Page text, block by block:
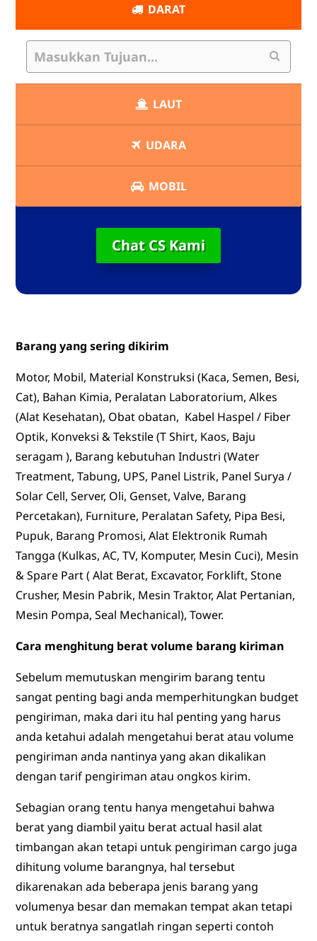
DARAT
LAUT
UDARA
MOBIL
Chat CS Kami
Barang yang sering dikirim
Motor, Mobil, Material Konstruksi (Kaca, Semen, Besi,
Cat), Bahan Kimia, Peralatan Laboratorium, Alkes
(Alat Kesehatan), Obat obatan, Kabel Haspel / Fiber
Optik, Konveksi & Tekstile (T Shirt, Kaos, Baju
seragam ), Barang kebutuhan Industri (Water
Treatment, Tabung, UPS, Panel Listrik, Panel Surya /
Solar Cell, Server, Oli, Genset, Valve, Barang
Percetakan), Furniture, Peralatan Safety, Pipa Besi,
Pupuk, Barang Promosi, Alat Elektronik Rumah
Tangga (Kulkas, AC, TV, Komputer, Mesin Cuci), Mesin
& Spare Part ( Alat Berat, Excavator, Forklift, Stone
Crusher, Mesin Pabrik, Mesin Traktor, Alat Pertanian,
Mesin Pompa, Seal Mechanical), Tower.
Cara menghitung berat volume barang kiriman
Sebelum memutuskan mengirim barang tentu
sangat penting bagi anda memperhitungkan budget
pengiriman, maka dari itu hal penting yang harus
anda ketahui adalah mengetahui berat atau volume
pengiriman anda nantinya yang akan dikalikan
dengan tarif pengiriman atau ongkos kirim.
Sebagian orang tentu hanya mengetahui bahwa
berat yang diambil yaitu berat actual hasil alat
timbangan akan tetapi untuk pengiriman cargo juga
dihitung volume barangnya, hal tersebut
dikarenakan ada beberapa jenis barang yang
volumenya besar dan memakan tempat akan tetapi
untuk beratnya sangatlah ringan seperti contoh